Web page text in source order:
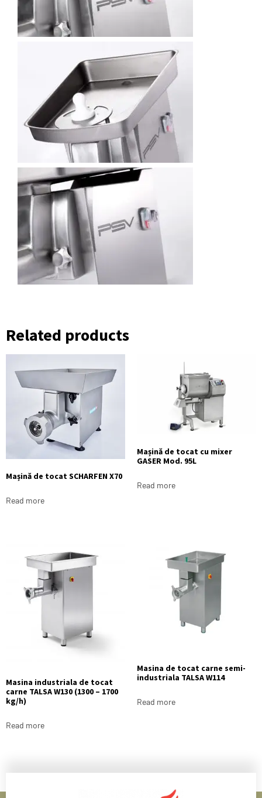
Related products
Mașină de tocat SCHARFEN X70
Read more
Mașină de tocat cu mixer
GASER Mod. 95L
Read more
Masina industriala de tocat
carne TALSA W130 (1300 – 1700
kg/h)
Read more
Masina de tocat carne semi-
industriala TALSA W114
Read more